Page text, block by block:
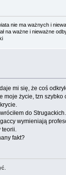
nie ma ważnych i
na ważne i nieważne
mi się, że coś
moje życie, tzn szybko
do
wymieniają
teorii.
fakt?